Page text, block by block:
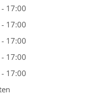
17:00
17:00
17:00
17:00
17:00